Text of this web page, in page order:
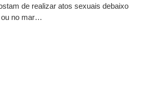
de realizar atos sexuais debaixo
ou no mar…